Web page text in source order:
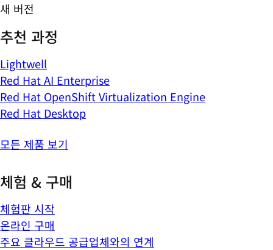
새 버전
추천 과정
Lightwell
Red Hat AI Enterprise
Red Hat OpenShift Virtualization Engine
Red Hat Desktop
모든 제품 보기
체험 & 구매
체험판 시작
온라인 구매
주요 클라우드 공급업체와의 연계